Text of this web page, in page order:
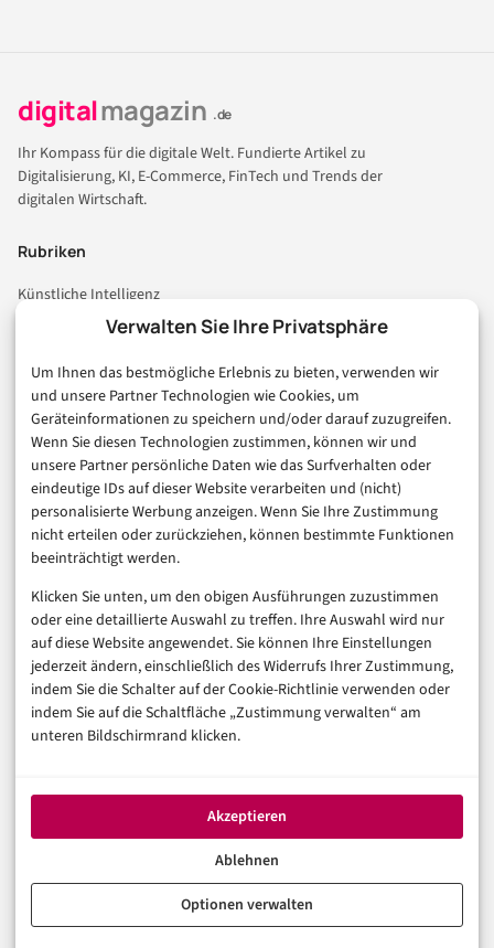
Verwalten Sie Ihre Privatsphäre
Um Ihnen das bestmögliche Erlebnis zu bieten, verwenden wir
und unsere Partner Technologien wie Cookies, um
Geräteinformationen zu speichern und/oder darauf zuzugreifen.
Wenn Sie diesen Technologien zustimmen, können wir und
unsere Partner persönliche Daten wie das Surfverhalten oder
eindeutige IDs auf dieser Website verarbeiten und (nicht)
personalisierte Werbung anzeigen. Wenn Sie Ihre Zustimmung
nicht erteilen oder zurückziehen, können bestimmte Funktionen
beeinträchtigt werden.
Klicken Sie unten, um den obigen Ausführungen zuzustimmen
oder eine detaillierte Auswahl zu treffen. Ihre Auswahl wird nur
auf diese Website angewendet. Sie können Ihre Einstellungen
jederzeit ändern, einschließlich des Widerrufs Ihrer Zustimmung,
indem Sie die Schalter auf der Cookie-Richtlinie verwenden oder
indem Sie auf die Schaltfläche „Zustimmung verwalten“ am
unteren Bildschirmrand klicken.
Akzeptieren
Ablehnen
Optionen verwalten
digitalmagazin .de
Ihr Kompass für die digitale Welt. Fundierte Artikel zu
Digitalisierung, KI, E-Commerce, FinTech und Trends der
digitalen Wirtschaft.
Rubriken
Künstliche Intelligenz
Technologie & IT
Consumer & Digital Life
Marketing
Finanzen & FinTech
Business & Karriere
Sicherheit & Recht
Digitalisierung
Marketing
Magazin
Unsere Redaktion
Werbeformate & Media Kit
Rechtliches
Datenschutzerklärung (EU)
Cookie-Richtlinie (EU)